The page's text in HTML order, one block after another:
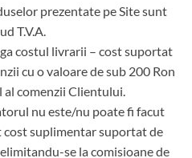
prezentate pe Site sunt
T.V.A.
costul livrarii – cost suportat
cu o valoare de sub 200 Ron
comenzii Clientului.
nu este/nu poate fi facut
suplimentar suportat de
se la comisioane de